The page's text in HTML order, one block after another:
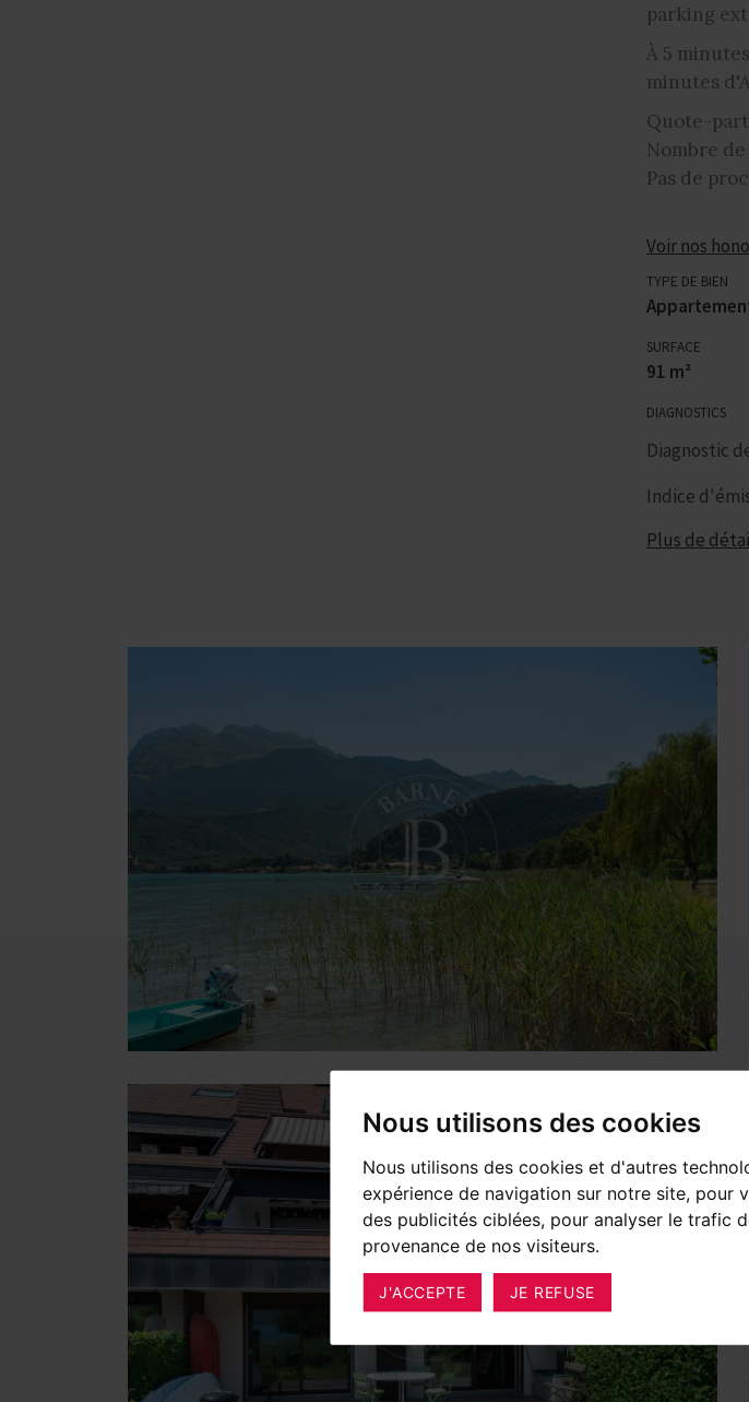
Nous utilisons des cookies
Nous utilisons des cookies et d'autres
expérience de navigation sur notre site, pour
des publicités ciblées, pour analyser le trafic
provenance de nos visiteurs.
J'ACCEPTE JE REFUSE
parking
À 5
minutes
Quote-part
Nombre de
Pas de
Voir nos
TYPE DE BIEN
SURFACE
91 m²
DIAGNOSTICS
Diagnostic
Indice
Plus de